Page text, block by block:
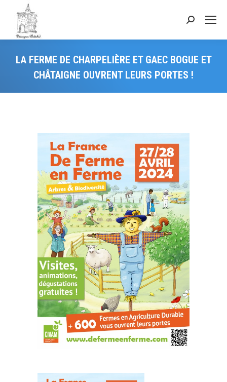
LA FERME DE CHARPELIÈRE ET GAEC BOGUE ET
CHÂTAIGNE OUVRENT LEURS PORTES !